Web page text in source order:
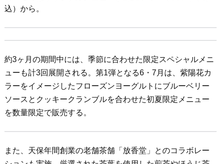
込）から。
約3ヶ月の期間中には、季節に合わせた限定スペシャルメニ
ューも計3回展開される。第1弾となる6・7月は、紫陽花カ
ラーをイメージしたフローズンヨーグルトにブルーベリー
ソースとクッキークランブルを合わせた初夏限定メニュー
を数量限定で販売する。
また、天保年間創業の老舗茶舗「放香堂」とのコラボレー